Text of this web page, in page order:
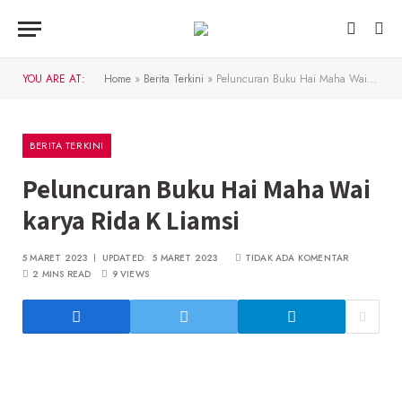
YOU ARE AT: Home » Berita Terkini » Peluncuran Buku Hai Maha Wai karya Rida K Liamsi
BERITA TERKINI
Peluncuran Buku Hai Maha Wai
karya Rida K Liamsi
5 MARET 2023 UPDATED: 5 MARET 2023
TIDAK ADA KOMENTAR
2 MINS READ
9VIEWS